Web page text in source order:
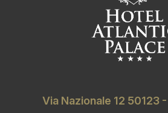
Via Nazionale 12 50123